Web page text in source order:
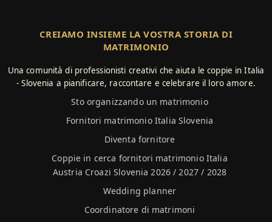
CREIAMO INSIEME LA VOSTRA STORIA DI
MATRIMONIO
Una comunità di professionisti creativi che aiuta le coppie in Italia
- Slovenia a pianificare, raccontare e celebrare il loro amore.
Sto organizzando un matrimonio
Fornitori matrimonio Italia Slovenia
Diventa fornitore
Coppie in cerca fornitori matrimonio Italia
Austria Croazi Slovenia 2026 / 2027 / 2028
Wedding planner
Coordinatore di matrimoni